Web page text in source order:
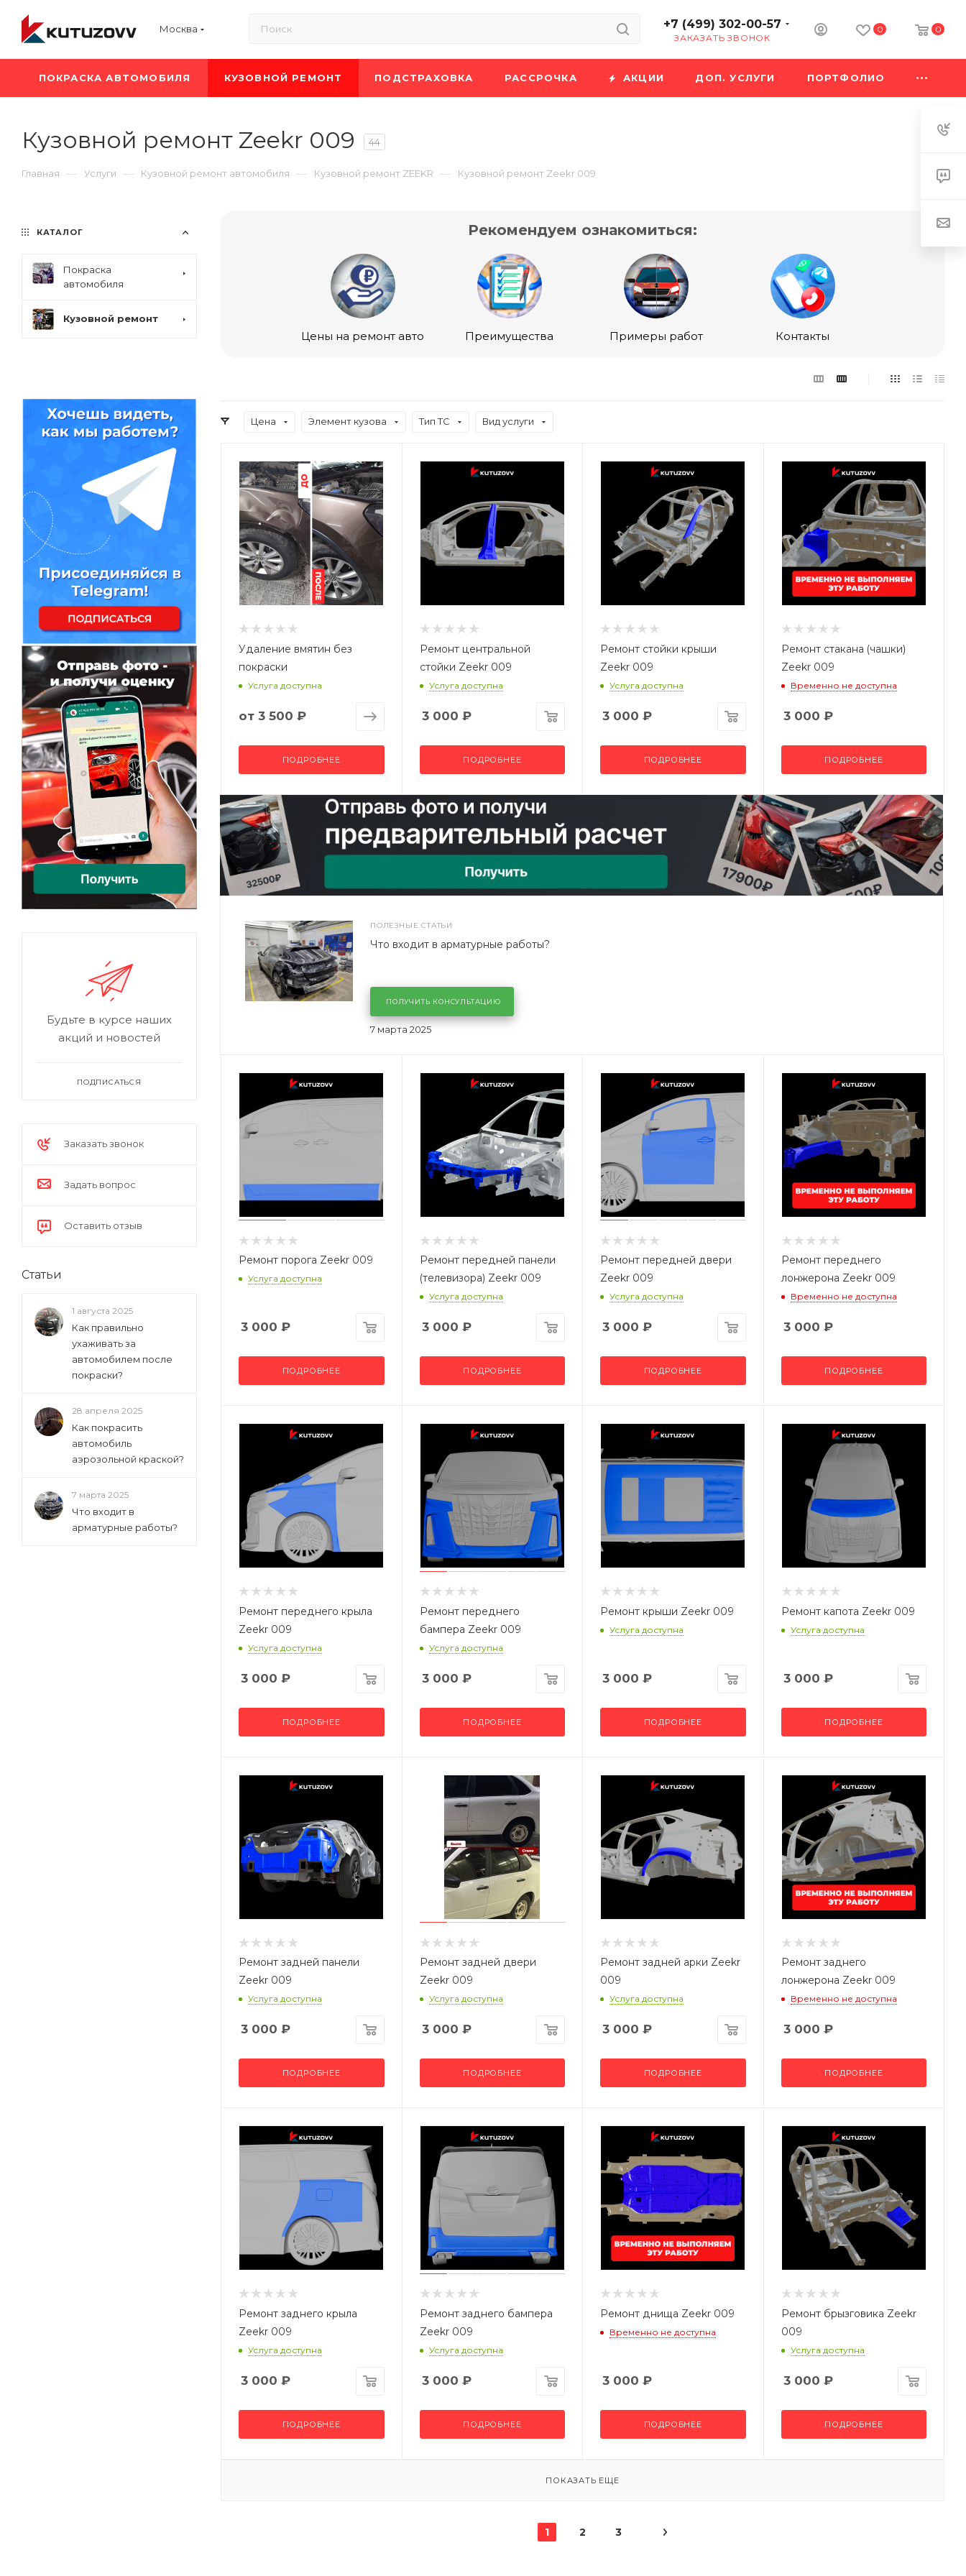
Москва +7 (499) 302-00-57
ЗАКАЗАТЬ ЗВОНОК
0 0
ПОКРАСКА АВТОМОБИЛЯ КУЗОВНОЙ РЕМОНТ ПОДСТРАХОВКА РАССРОЧКА АКЦИИ ДОП. УСЛУГИ ПОРТФОЛИО
Кузовной ремонт Zeekr 009 44
Главная — Услуги — Кузовной ремонт автомобиля — Кузовной ремонт ZEEKR — Кузовной ремонт Zeekr 009
Рекомендуем ознакомиться:
Цены на ремонт авто Преимущества Примеры работ Контакты
Цена Элемент кузова Тип ТС Вид услуги
Удаление вмятин без
покраски
Услуга доступна
от 3 500 ₽
ПОДРОБНЕЕ
Ремонт центральной
стойки Zeekr 009
Услуга доступна
3 000 ₽
ПОДРОБНЕЕ
Ремонт стойки крыши
Zeekr 009
Услуга доступна
3 000 ₽
ПОДРОБНЕЕ
Ремонт стакана (чашки)
Zeekr 009
Временно не доступна
3 000 ₽
ПОДРОБНЕЕ
ПОЛЕЗНЫЕ СТАТЬИ
7 марта 2025
Что входит в арматурные работы?
ПОЛУЧИТЬ КОНСУЛЬТАЦИЮ
Ремонт порога Zeekr 009
Услуга доступна
3 000 ₽
ПОДРОБНЕЕ
Ремонт передней панели
(телевизора) Zeekr 009
Услуга доступна
3 000 ₽
ПОДРОБНЕЕ
Ремонт передней двери
Zeekr 009
Услуга доступна
3 000 ₽
ПОДРОБНЕЕ
Ремонт переднего
лонжерона Zeekr 009
Временно не доступна
3 000 ₽
ПОДРОБНЕЕ
Ремонт переднего крыла
Zeekr 009
Услуга доступна
3 000 ₽
ПОДРОБНЕЕ
Ремонт переднего
бампера Zeekr 009
Услуга доступна
3 000 ₽
ПОДРОБНЕЕ
Ремонт крыши Zeekr 009
Услуга доступна
3 000 ₽
ПОДРОБНЕЕ
Ремонт капота Zeekr 009
Услуга доступна
3 000 ₽
ПОДРОБНЕЕ
Ремонт задней панели
Zeekr 009
Услуга доступна
3 000 ₽
ПОДРОБНЕЕ
Ремонт задней двери
Zeekr 009
Услуга доступна
3 000 ₽
ПОДРОБНЕЕ
Ремонт задней арки Zeekr
009
Услуга доступна
3 000 ₽
ПОДРОБНЕЕ
Ремонт заднего
лонжерона Zeekr 009
Временно не доступна
3 000 ₽
ПОДРОБНЕЕ
Ремонт заднего крыла
Zeekr 009
Услуга доступна
3 000 ₽
ПОДРОБНЕЕ
Ремонт заднего бампера
Zeekr 009
Услуга доступна
3 000 ₽
ПОДРОБНЕЕ
Ремонт днища Zeekr 009
Временно не доступна
3 000 ₽
ПОДРОБНЕЕ
Ремонт брызговика Zeekr
009
Услуга доступна
3 000 ₽
ПОДРОБНЕЕ
ПОКАЗАТЬ ЕЩЕ
1 2 3
КАТАЛОГ
Покраска
автомобиля
Кузовной ремонт
Будьте в курсе наших
акций и новостей
ПОДПИСАТЬСЯ
Заказать звонок
Задать вопрос
Оставить отзыв
Статьи
1 августа 2025
Как правильно
ухаживать за
автомобилем после
покраски?
28 апреля 2025
Как покрасить
автомобиль
аэрозольной краской?
7 марта 2025
Что входит в
арматурные работы?